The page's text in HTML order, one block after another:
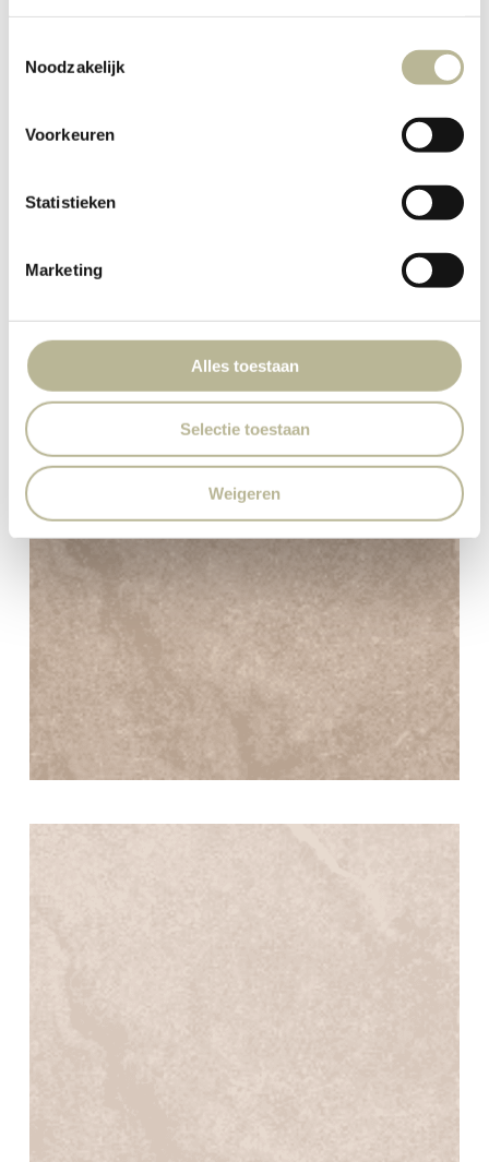
Noodzakelijk
Voorkeuren
Statistieken
Marketing
Alles toestaan
Selectie toestaan
Weigeren